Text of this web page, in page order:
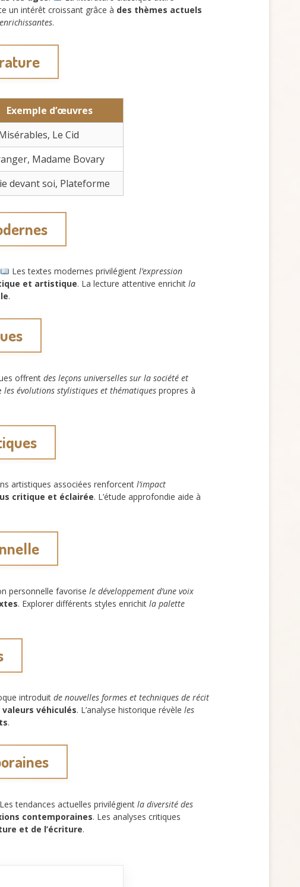
un intérêt croissant grâce à des thèmes actuels
.
Exemple d’œuvres
Le Cid
Madame Bovary
devant soi, Plateforme
Les textes modernes privilégient l’expression
et artistique. La lecture attentive enrichit la
.
offrent des leçons universelles sur la société et
les évolutions stylistiques et thématiques propres à
artistiques associées renforcent l’impact
critique et éclairée. L’étude approfondie aide à
personnelle favorise le développement d’une voix
. Explorer différents styles enrichit la palette
introduit de nouvelles formes et techniques de récit
véhiculés. L’analyse historique révèle les
.
Les tendances actuelles privilégient la diversité des
contemporaines. Les analyses critiques
et de l’écriture.